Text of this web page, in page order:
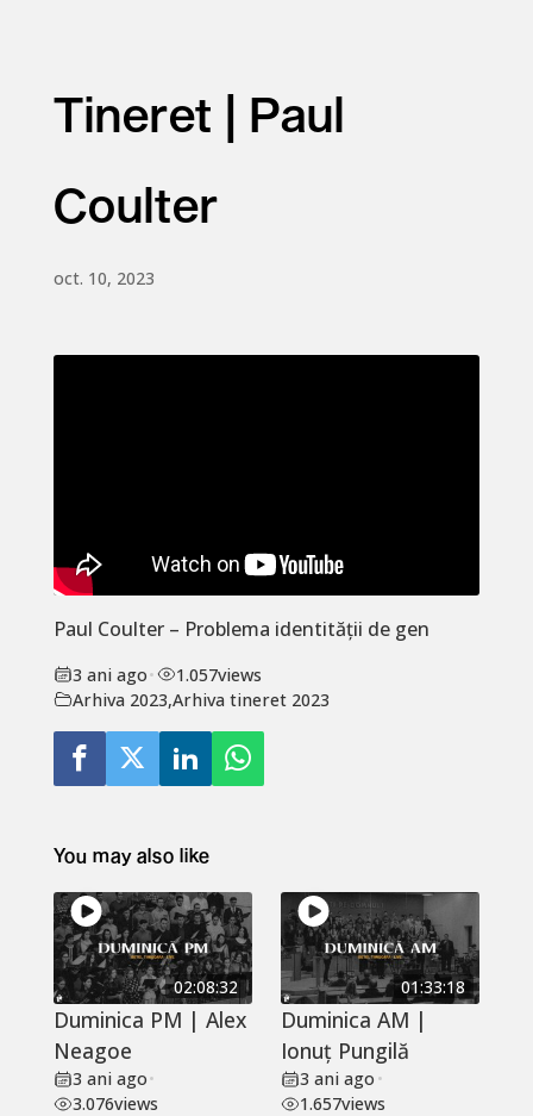
Tineret | Paul
Coulter
oct. 10, 2023
Paul Coulter – Problema identității de gen
3 ani ago• 1.057views
Arhiva 2023,Arhiva tineret 2023
You may also like
02:08:32
Duminica PM | Alex
Neagoe
3 ani ago•
3.076views
01:33:18
Duminica AM |
Ionuț Pungilă
3 ani ago •
1.657views